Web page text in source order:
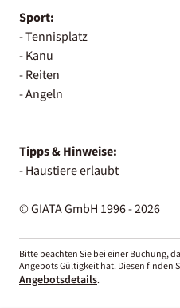
Sport:
- Tennisplatz
- Kanu
- Reiten
- Angeln
Tipps & Hinweise:
- Haustiere erlaubt
© GIATA GmbH 1996 - 2026
Bitte beachten Sie bei einer Buchung,
Angebots Gültigkeit hat. Diesen finden
Angebotsdetails.